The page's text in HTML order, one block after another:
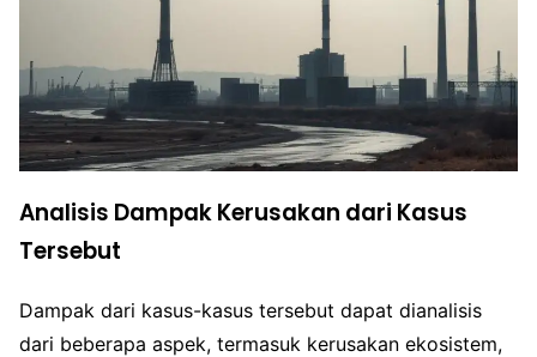
Analisis Dampak Kerusakan dari Kasus
Tersebut
Dampak dari kasus-kasus tersebut dapat dianalisis
dari beberapa aspek, termasuk kerusakan ekosistem,